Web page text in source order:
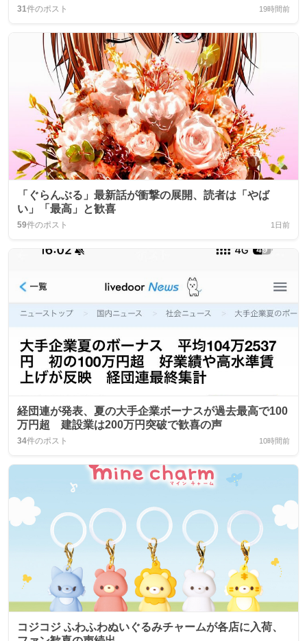
31件のポスト 19時間前
「ぐらんぶる」最新話が衝撃の展開、読者は「やば
い」「最高」と歓喜
59件のポスト 1日前
経団連が発表、夏の大手企業ボーナスが過去最高で100
万円超 建設業は200万円突破で歓喜の声
34件のポスト 10時間前
コジコジ ふわふわぬいぐるみチャームが各店に入荷、